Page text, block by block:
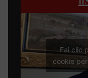
Fai clic
cookie